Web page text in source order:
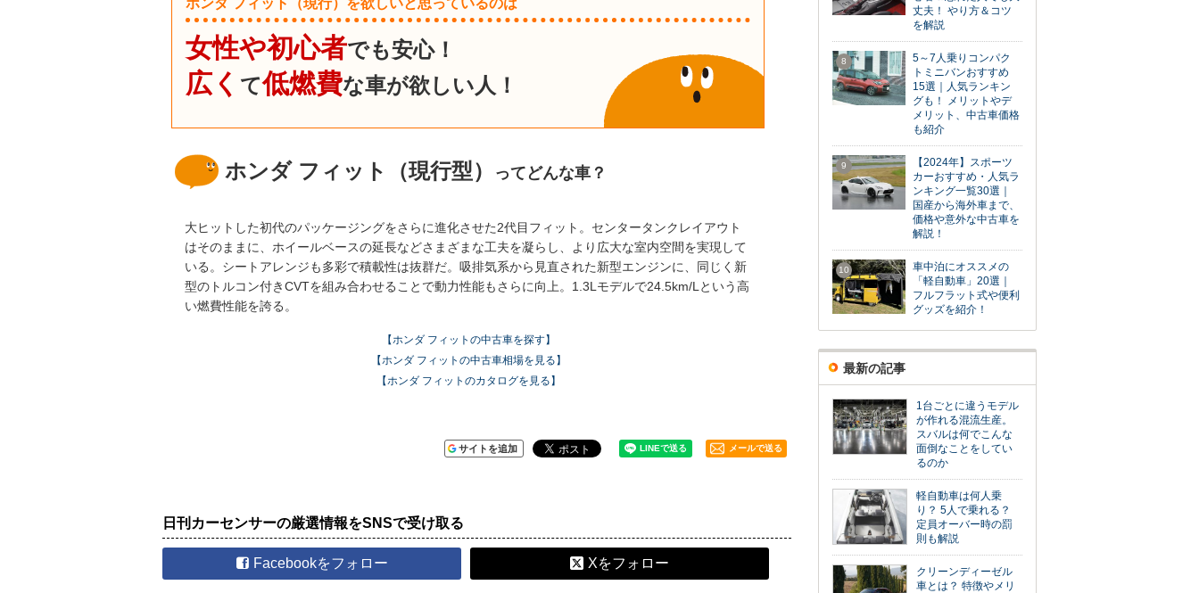
ホンダ フィット（現行）を欲しいと思っているのは
女性や初心者でも安心！
広く て低燃費な車が欲しい人！
ホンダ フィット（現行型） ってどんな車？
大ヒットした初代のパッケージングをさらに進化させた2代目フィット。センタータンクレイアウト
はそのままに、ホイールベースの延長などさまざまな工夫を凝らし、より広大な室内空間を実現して
いる。シートアレンジも多彩で積載性は抜群だ。吸排気系から見直された新型エンジンに、同じく新
型のトルコン付きCVTを組み合わせることで動力性能もさらに向上。1.3Lモデルで24.5km/Lという高
い燃費性能を誇る。
【ホンダ フィットの中古車を探す】
【ホンダ フィットの中古車相場を見る】
【ホンダ フィットのカタログを見る】
サイトを追加 メールで送る
日刊カーセンサーの厳選情報をSNSで受け取る
Facebookをフォロー Xをフォロー
丈夫！ やり方＆コツ
を解説
8
5～7人乗りコンパク
トミニバンおすすめ
15選｜人気ランキン
グも！ メリットやデ
メリット、中古車価格
も紹介
9
【2024年】スポーツ
カーおすすめ・人気ラ
ンキング一覧30選｜
国産から海外車まで、
価格や意外な中古車を
解説！
10
車中泊にオススメの
「軽自動車」20選｜
フルフラット式や便利
グッズを紹介！
最新の記事
1台ごとに違うモデル
が作れる混流生産。
スバルは何でこんな
面倒なことをしてい
るのか
軽自動車は何人乗
り？ 5人で乗れる？
定員オーバー時の罰
則も解説
クリーンディーゼル
車とは？ 特徴やメリ